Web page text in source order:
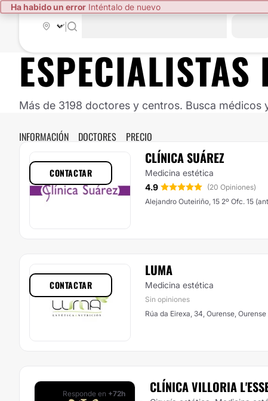
Ha habido un error Inténtalo de nuevo
ESPECIALISTAS
Más de 3198 doctores y centros. Busca
INFORMACIÓN DOCTORES PRECIO
CLÍNICA SUÁREZ
Medicina estética
4.9
(20 Opiniones)
Alejandro Outeiriño, 15 2º Ofc. 15
CONTACTAR
LUMA
Medicina estética
Sin opiniones
Rúa da Eirexa, 34, Ourense, Ourense
CONTACTAR
CLÍNICA VILLORIA
Responde en +72h